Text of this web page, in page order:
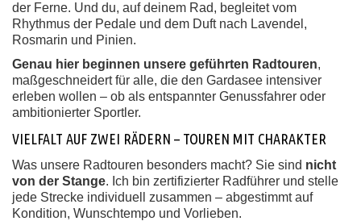
der Ferne. Und du, auf deinem Rad, begleitet vom
Rhythmus der Pedale und dem Duft nach Lavendel,
Rosmarin und Pinien.
Genau hier beginnen unsere geführten Radtouren,
maßgeschneidert für alle, die den Gardasee intensiver
erleben wollen – ob als entspannter Genussfahrer oder
ambitionierter Sportler.
VIELFALT AUF ZWEI RÄDERN – TOUREN MIT CHARAKTER
Was unsere Radtouren besonders macht? Sie sind nicht
von der Stange. Ich bin zertifizierter Radführer und stelle
jede Strecke individuell zusammen – abgestimmt auf
Kondition, Wunschtempo und Vorlieben.